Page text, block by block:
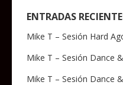
ENTRADAS
Mike T – Sesión Hard
Mike T – Sesión Dance
Mike T – Sesión Dance